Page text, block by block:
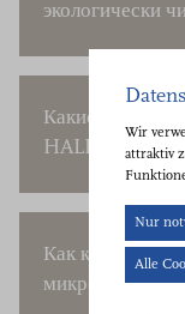
экологически
Какие
HALBMOND?
Как ковровые
микроклимат в
Wir
attraktiv
Nur
Alle